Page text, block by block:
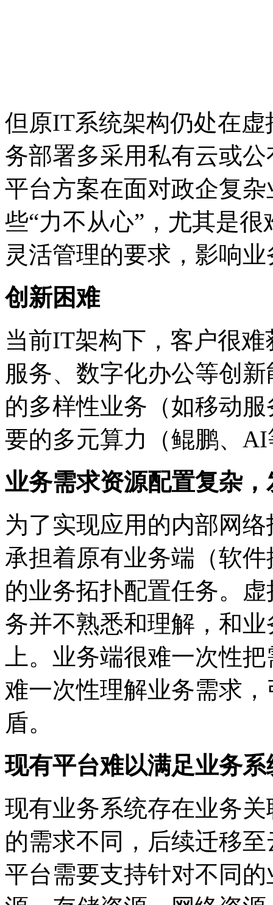
但原IT系统架构仍处在虚拟化
务部署多采用私有云或公有云
平台方案在面对政企复杂业务
些“力不从心”，
灵活管理的要求，影响业务发展
创新困难
当前IT架构下，客户很
服务、数字化办公等创
的多样性业务（如移动服务
要的多元算力（鲲鹏
业务需求资源配置复杂
为了实现应用的内部网络拓扑
承担着原有业务端（软
的业务拓扑配置任务。
务并不熟悉和理解
上。业务端很难一次性把需求
难一次性理解业务需求
盾。
现有平台难以满足业务
现有业务系统存在业务关联性
的需求不同，后续迁移
平台需要支持针对不同